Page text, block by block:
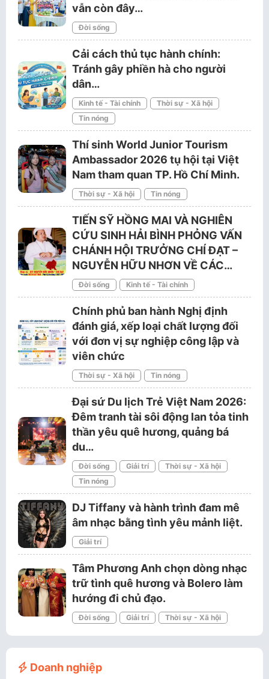
vẫn còn đây…
Đời sống
Cải cách thủ tục hành chính:
Tránh gây phiền hà cho người
dân…
Kinh tế - Tài chính
Thời sự - Xã hội
Tin nóng
Thí sinh World Junior Tourism
Ambassador 2026 tụ hội tại Việt
Nam tham quan TP. Hồ Chí Minh.
Thời sự - Xã hội Tin nóng
TIẾN SỸ HỒNG MAI VÀ NGHIÊN
CỨU SINH HẢI BÌNH PHỎNG VẤN
CHÁNH HỘI TRƯỞNG CHÍ ĐẠT –
NGUYỄN HỮU NHƠN VỀ CÁC…
Đời sống Kinh tế - Tài chính
Chính phủ ban hành Nghị định
đánh giá, xếp loại chất lượng đối
với đơn vị sự nghiệp công lập và
viên chức
Thời sự - Xã hội Tin nóng
Đại sứ Du lịch Trẻ Việt Nam 2026:
Đêm tranh tài sôi động lan tỏa tinh
thần yêu quê hương, quảng bá
du…
Đời sống Giải trí
Thời sự - Xã hội
Tin nóng
DJ Tiffany và hành trình đam mê
âm nhạc bằng tình yêu mảnh liệt.
Giải trí
Tâm Phương Anh chọn dòng nhạc
trữ tình quê hương và Bolero làm
hướng đi chủ đạo.
Đời sống Giải trí Thời sự - Xã hội
Doanh nghiệp